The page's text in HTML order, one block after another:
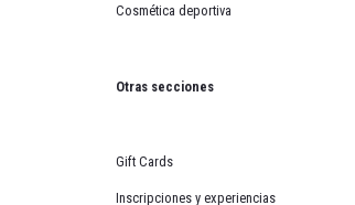
Cosmética deportiva
Otras secciones
Gift Cards
Inscripciones y experiencias
el carrito.